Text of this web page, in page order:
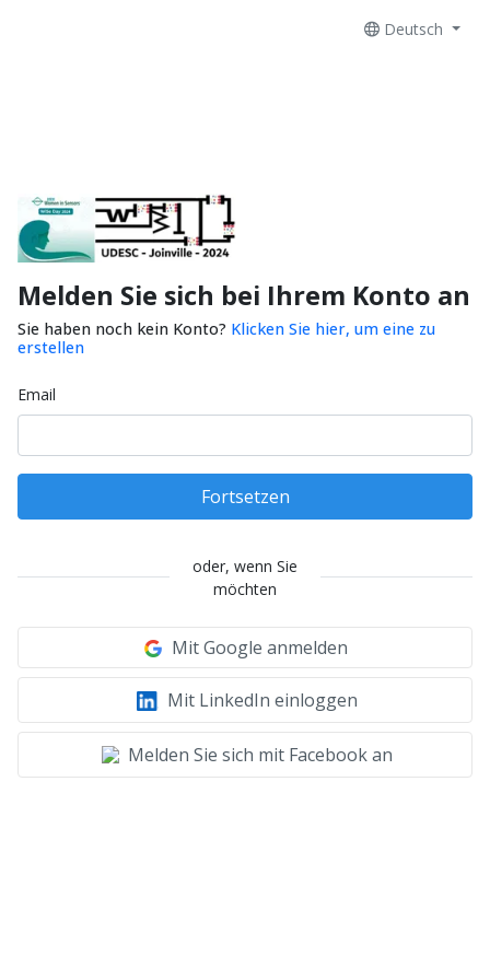
Deutsch
Melden Sie sich bei Ihrem Konto an
Sie haben noch kein Konto? Klicken Sie hier, um eine zu
erstellen
Email
Fortsetzen
oder, wenn Sie
möchten
Mit Google anmelden
Mit LinkedIn einloggen
Melden Sie sich mit Facebook an